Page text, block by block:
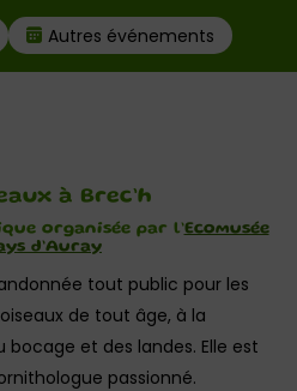
Autres événements
à Brec’h
organisée par l’Ecomusée
d’Auray
tout public pour les
de tout âge, à la
et des landes. Elle est
passionné.